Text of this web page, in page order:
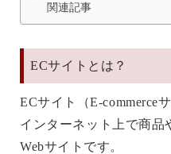
関連記事
ECサイトとは？
ECサイト（E-commerce
インターネット上で商品
Webサイトです。